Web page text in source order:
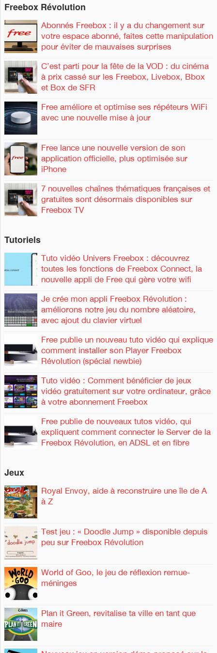
Freebox Révolution
Abonnés Freebox : il y a du changement sur
votre espace abonné, faites cette manipulation
pour éviter de mauvaises surprises
C’est parti pour la fête de la VOD : du cinéma
à prix cassé sur les Freebox, Livebox, Bbox
et Box de SFR
Free améliore et optimise ses répéteurs WiFi
avec une nouvelle mise à jour
Free lance une nouvelle version de son
application officielle, plus optimisée sur
iPhone
7 nouvelles chaînes thématiques françaises et
gratuites sont désormais disponibles sur
Freebox TV
Tutoriels
Tuto vidéo Univers Freebox : découvrez
toutes les fonctions de Freebox Connect, la
nouvelle appli de Free qui gère votre wifi
Je crée mon appli Freebox Révolution :
améliorons notre jeu du nombre aléatoire,
avec ajout du clavier virtuel
Free publie un nouveau tuto vidéo qui explique
comment installer son Player Freebox
Révolution (spécial newbie)
Tuto vidéo : Comment bénéficier de jeux
vidéo gratuitement sur votre ordinateur, grâce
à votre abonnement Freebox
Free publie de nouveaux tutos vidéo, qui
expliquent comment connecter le Server de la
Freebox Révolution, en ADSL et en fibre
Jeux
Royal Envoy, aide à reconstruire une île de A
à Z
Test jeu : « Doodle Jump » disponible depuis
peu sur Freebox Révolution
World of Goo, le jeu de réflexion remue-
méninges
Plan it Green, revitalise ta ville en tant que
maire